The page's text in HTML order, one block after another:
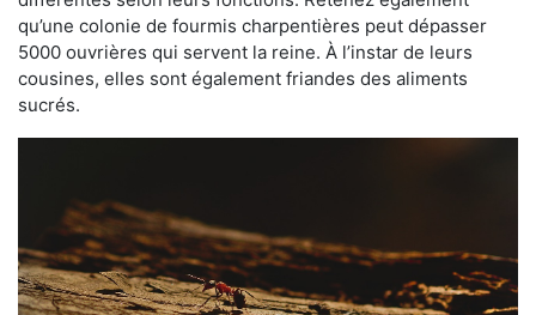
qu’une colonie de fourmis charpentières peut dépasser
5000 ouvrières qui servent la reine. À l’instar de leurs
cousines, elles sont également friandes des aliments
sucrés.